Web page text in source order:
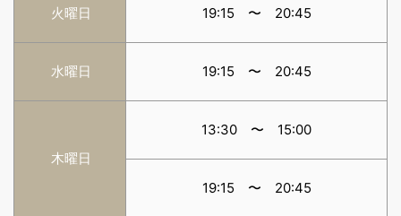
火曜日 19:15 〜 20:45
水曜日 19:15 〜 20:45
木曜日
13:30 〜 15:00
19:15 〜 20:45